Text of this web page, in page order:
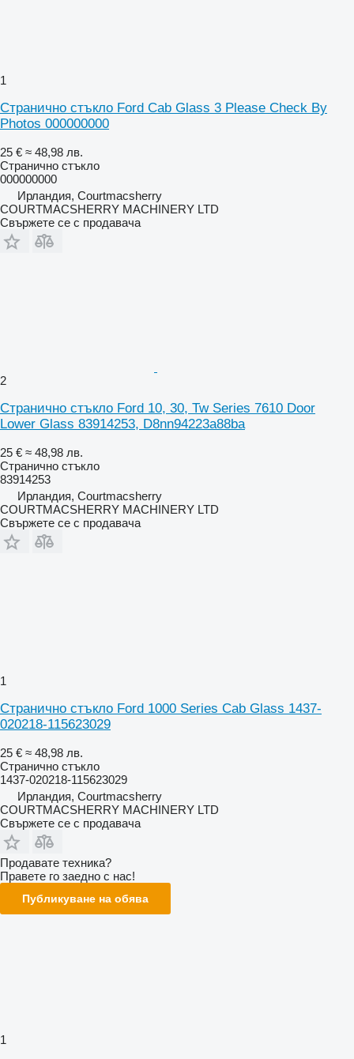
1
Странично стъкло Ford Cab Glass 3 Please Check By
Photos 000000000
25 € ≈ 48,98 лв.
Странично стъкло
000000000
Ирландия, Courtmacsherry
COURTMACSHERRY MACHINERY LTD
Свържете се с продавача
2
Странично стъкло Ford 10, 30, Tw Series 7610 Door
Lower Glass 83914253, D8nn94223a88ba
25 € ≈ 48,98 лв.
Странично стъкло
83914253
Ирландия, Courtmacsherry
COURTMACSHERRY MACHINERY LTD
Свържете се с продавача
1
Странично стъкло Ford 1000 Series Cab Glass 1437-
020218-115623029
25 € ≈ 48,98 лв.
Странично стъкло
1437-020218-115623029
Ирландия, Courtmacsherry
COURTMACSHERRY MACHINERY LTD
Свържете се с продавача
Продавате техника?
Правете го заедно с нас!
Публикуване на обява
1